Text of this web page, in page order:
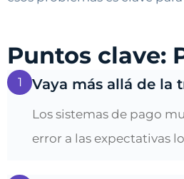
Puntos clave:
1 Vaya más allá de la
Los sistemas de pago
error a las expectativas